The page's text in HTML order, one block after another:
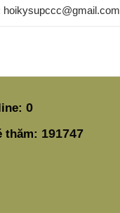
hoikysupccc@gmail.com
0
thăm: 191747